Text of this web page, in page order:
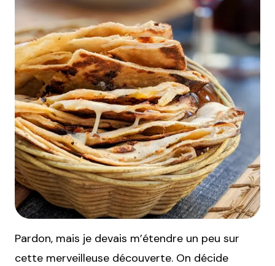
Pardon, mais je devais m’étendre un peu sur
cette merveilleuse découverte. On décide